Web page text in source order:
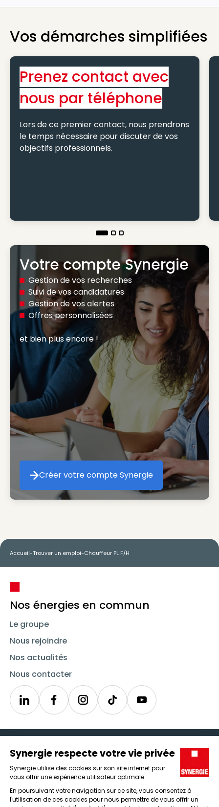
Vos démarches simplifiées
Prenez contact avec
nous par téléphone
Lors de ce premier contact, nous prendrons
le temps nécessaire pour discuter de vos
objectifs professionnels.
Votre compte Synergie
Gestion de vos recherches
Suivi de vos candidatures
Gestion de vos alertes
Offres personnalisées
et bien plus encore !
Créer votre compte Synergie
Créer votre compte Synergie
Accueil-Trouver un emploi-Chauffeur PL F/H
Nos énergies en commun
Le groupe
Nous rejoindre
Nos actualités
Nous contacter
LinkedinSynergieInstagramTikTok Youtube
Icône d'illustration
Candidats
Entreprises
Icône d'illustration
Nos agences
Icône d'illustration